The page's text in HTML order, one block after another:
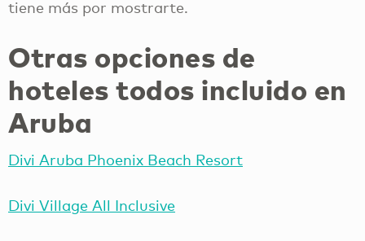
tiene más por mostrarte.
Otras opciones de
hoteles todos incluido en
Aruba
Divi Aruba Phoenix Beach Resort
Divi Village All Inclusive